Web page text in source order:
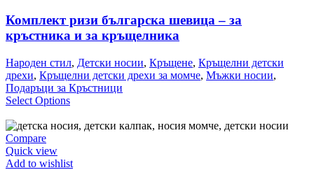
Комплект ризи българска шевица – за
кръстника и за кръщелника
Народен стил, Детски носии, Кръщене, Кръщелни детски
дрехи, Кръщелни детски дрехи за момче, Мъжки носии,
Подаръци за Кръстници
Select Options
Compare
Quick view
Add to wishlist